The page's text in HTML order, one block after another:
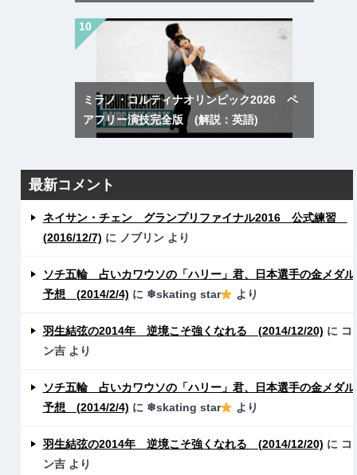
ミラノ・コルティナオリンピック2026 ペ
アフリー演技完全版 (解説：英語)
最新コメント
ネイサン・チェン グランプリファイナル2016 公式練習
(2016/12/7) に ノブリンより
ソチ五輪 占いカワウソの「ハリー」君、日本選手の金メダル
予想 (2014/2/4) に ❄skating star より
羽生結弦の2014年 逆境こそ強くなれる (2014/12/20) に コ
ン吉より
ソチ五輪 占いカワウソの「ハリー」君、日本選手の金メダル
予想 (2014/2/4) に ❄skating star より
羽生結弦の2014年 逆境こそ強くなれる (2014/12/20) に コ
ン吉より